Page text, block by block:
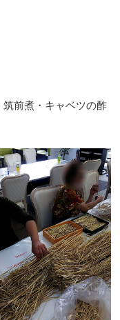
前煮・キャベツの酢